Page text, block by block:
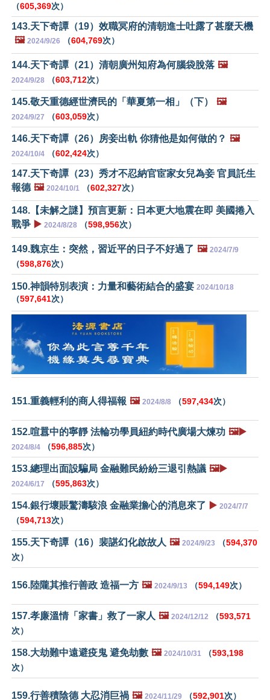
（605,369次）
143.天下奇譚（19）效職冥府的清朝進士吐露了甚麼天機
🖼️ 2024/9/26 （604,769次）
144.天下奇譚（21）清朝廣州知府為何腦袋脫落 🖼️
2024/9/28 （603,712次）
145.敬天重德經世濟民的「華夏第一相」（下） 🖼️
2024/9/27 （603,059次）
146.天下奇譚（26）房妾出軌 你猜他是如何做的？ 🖼️
2024/10/4 （602,424次）
147.天下奇譚（23）秀才不忍納官宦家女兒為妾 官員託生
報德 🖼️ 2024/10/1 （602,327次）
148.【未解之謎】預言更新：日本更大地震在即 美國捲入
戰爭 ▶️ 2024/8/28 （598,956次）
149.魏京生：突然，習近平的日子不好過了 🖼️ 2024/7/9
（598,876次）
150.神韻特別表演：力量和藝術結合的盛宴 2024/10/18
（597,641次）
151.重義輕利的商人得福報 🖼️ 2024/8/8 （597,434次）
152.喧囂中的寧靜 法輪功學員紐約時代廣場大煉功 🖼️▶️
2024/8/4 （596,885次）
153.總理出面設騙局 金融難民紛紛三退引熱議 🖼️▶️
2024/6/17 （595,863次）
154.銀行壞賬驚濤駭浪 金融業擔心的消息來了 ▶️ 2024/7/7
（594,713次）
155.天下奇譚（16）裴諶幻化啟故人 🖼️ 2024/9/23 （594,370
次）
156.陸隴其推行善政 造福一方 🖼️ 2024/9/13 （594,149次）
157.孝廉溫情「家書」救了一家人 🖼️ 2024/12/12 （593,571
次）
158.大劫難中遠避疫鬼 避免劫數 🖼️ 2024/10/31 （593,198
次）
159.行善積陰德 大忍消巨禍 🖼️ 2024/11/29 （592,901次）